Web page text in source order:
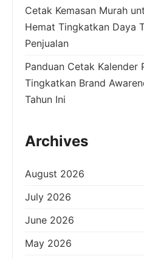
Cetak Kemasan Murah
Hemat Tingkatkan Daya
Penjualan
Panduan Cetak Kalender
Tingkatkan Brand
Tahun Ini
Archives
August 2026
July 2026
June 2026
May 2026